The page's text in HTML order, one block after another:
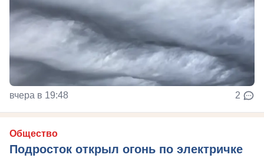
вчера в 19:48 2
Общество
Подросток открыл огонь по электричке